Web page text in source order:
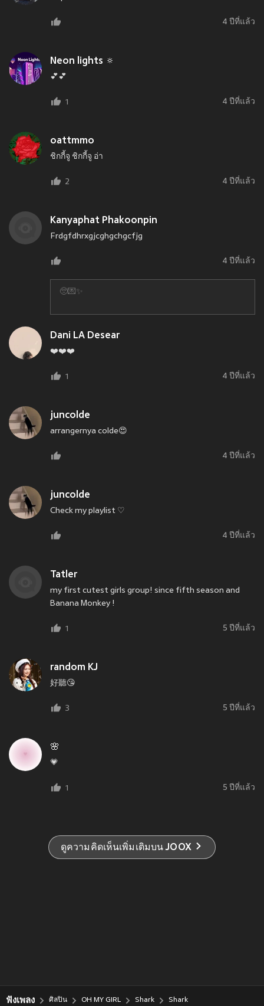
4 ปีที่แล้ว
Neon lights 🔅
💕💕
1 4 ปีที่แล้ว
oattmmo
ชิกกี้จู ชิกกี้จู อ่า
2 4 ปีที่แล้ว
Kanyaphat Phakoonpin
Frdgfdhrxgjcghgchgcfjg
4 ปีที่แล้ว
🥺💌✨
Dani LA Desear
❤️❤️❤️
1 4 ปีที่แล้ว
juncolde
arrangernya colde😍
4 ปีที่แล้ว
juncolde
Check my playlist ♡
4 ปีที่แล้ว
Tatler
my first cutest girls group! since fifth season and
Banana Monkey !
1 5 ปีที่แล้ว
random KJ
好聽😘
3 5 ปีที่แล้ว
🌸
💗
1 5 ปีที่แล้ว
ดูความคิดเห็นเพิ่มเติมบน JOOX
ฟังเพลง ศิลปิน OH MY GIRL Shark Shark